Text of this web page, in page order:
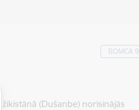
BOMCA 9
(Dušanbe) norisinājās